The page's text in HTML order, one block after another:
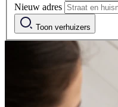
Nieuw adres
Toon verhuizers